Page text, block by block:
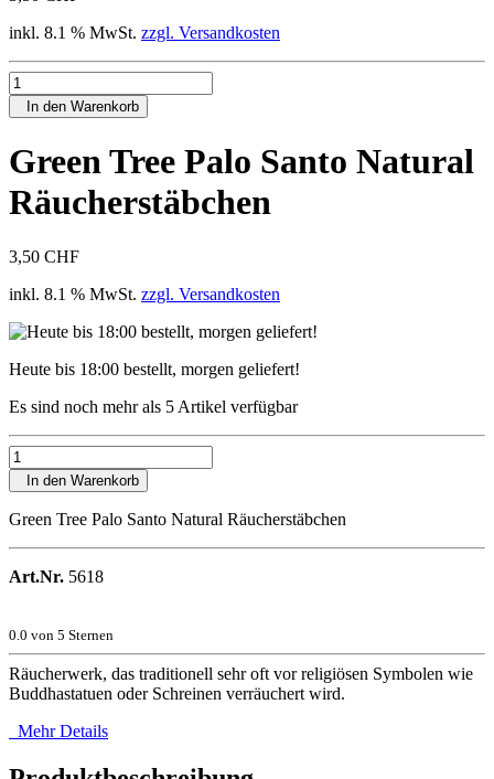
inkl. 8.1 % MwSt. zzgl. Versandkosten
In den Warenkorb
Green Tree Palo Santo Natural
Räucherstäbchen
3,50 CHF
inkl. 8.1 % MwSt. zzgl. Versandkosten
Heute bis 18:00 bestellt, morgen geliefert!
Es sind noch mehr als 5 Artikel verfügbar
In den Warenkorb
Green Tree Palo Santo Natural Räucherstäbchen
Art.Nr. 5618
0.0 von 5 Sternen
Räucherwerk, das traditionell sehr oft vor religiösen Symbolen wie
Buddhastatuen oder Schreinen verräuchert wird.
Mehr Details